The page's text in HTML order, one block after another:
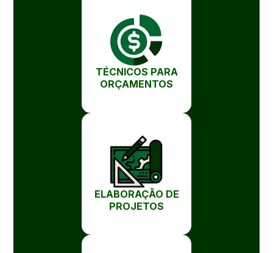
TÉCNICOS PARA
ORÇAMENTOS
ELABORAÇÃO DE
PROJETOS